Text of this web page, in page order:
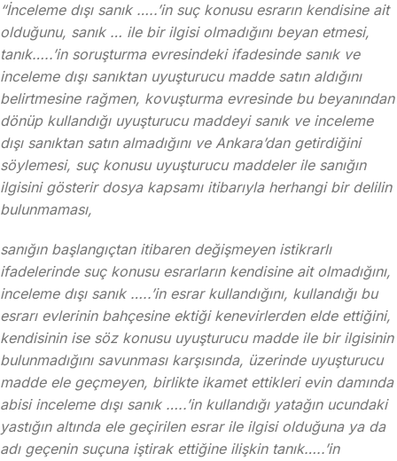
“İnceleme dışı sanık …..’in suç konusu esrarın kendisine ait
olduğunu, sanık … ile bir ilgisi olmadığını beyan etmesi,
tanık…..’in soruşturma evresindeki ifadesinde sanık ve
inceleme dışı sanıktan uyuşturucu madde satın aldığını
belirtmesine rağmen, kovuşturma evresinde bu beyanından
dönüp kullandığı uyuşturucu maddeyi sanık ve inceleme
dışı sanıktan satın almadığını ve Ankara’dan getirdiğini
söylemesi, suç konusu uyuşturucu maddeler ile sanığın
ilgisini gösterir dosya kapsamı itibarıyla herhangi bir delilin
bulunmaması,
sanığın başlangıçtan itibaren değişmeyen istikrarlı
ifadelerinde suç konusu esrarların kendisine ait olmadığını,
inceleme dışı sanık …..’in esrar kullandığını, kullandığı bu
esrarı evlerinin bahçesine ektiği kenevirlerden elde ettiğini,
kendisinin ise söz konusu uyuşturucu madde ile bir ilgisinin
bulunmadığını savunması karşısında, üzerinde uyuşturucu
madde ele geçmeyen, birlikte ikamet ettikleri evin damında
abisi inceleme dışı sanık …..’in kullandığı yatağın ucundaki
yastığın altında ele geçirilen esrar ile ilgisi olduğuna ya da
adı geçenin suçuna iştirak ettiğine ilişkin tanık…..’in